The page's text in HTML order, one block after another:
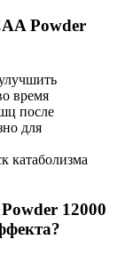
Powder
время
после
для
катаболизма
12000